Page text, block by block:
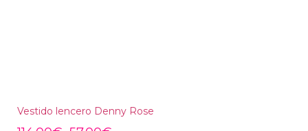
Vestido lencero Denny Rose